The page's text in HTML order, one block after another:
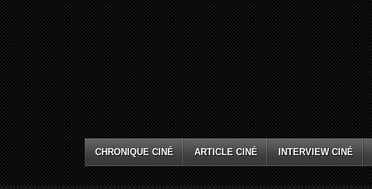
CHRONIQUE CINÉ ARTICLE CINÉ INTERVIEW CINÉ